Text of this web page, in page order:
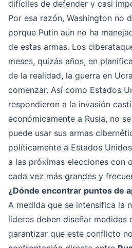
difíciles de defender y casi
Por esa razón, Washington no
porque Putin aún no ha
de estas armas. Los
meses, quizás años, en
de la realidad, la guerra en
comenzar. Así como Estados
respondieron a la invasión
económicamente a Rusia, no
puede usar sus armas
políticamente a Estados
a las próximas elecciones con
cada vez más grandes y
¿Dónde encontrar puntos de
A medida que se intensifica la
líderes deben diseñar medidas
garantizar que este conflicto